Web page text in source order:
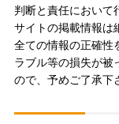
判断と責任において
サイトの掲載情報は
全ての情報の正確性
ラブル等の損失が被
ので、予めご了承下